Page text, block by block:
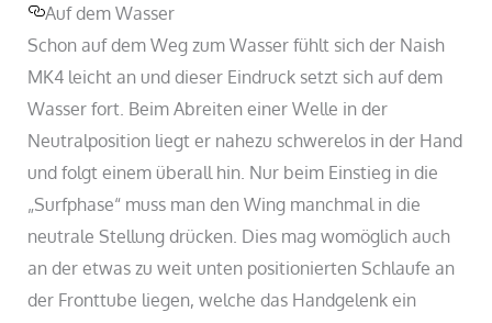
Auf dem Wasser
Schon auf dem Weg zum Wasser fühlt sich der Naish
MK4 leicht an und dieser Eindruck setzt sich auf dem
Wasser fort. Beim Abreiten einer Welle in der
Neutralposition liegt er nahezu schwerelos in der Hand
und folgt einem überall hin. Nur beim Einstieg in die
„Surfphase“ muss man den Wing manchmal in die
neutrale Stellung drücken. Dies mag womöglich auch
an der etwas zu weit unten positionierten Schlaufe an
der Fronttube liegen, welche das Handgelenk ein